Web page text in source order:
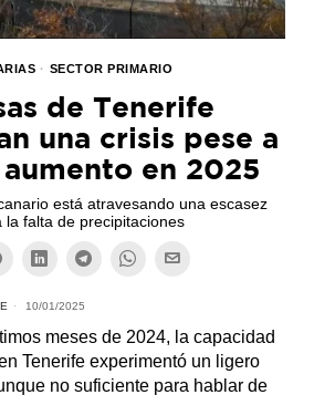
· SECTOR PRIMARIO
de Tenerife
una crisis pese a
en 2025
está atravesando una escasez
la falta de precipitaciones
10/01/2025
meses de 2024, la capacidad
Tenerife experimentó un ligero
no suficiente para hablar de